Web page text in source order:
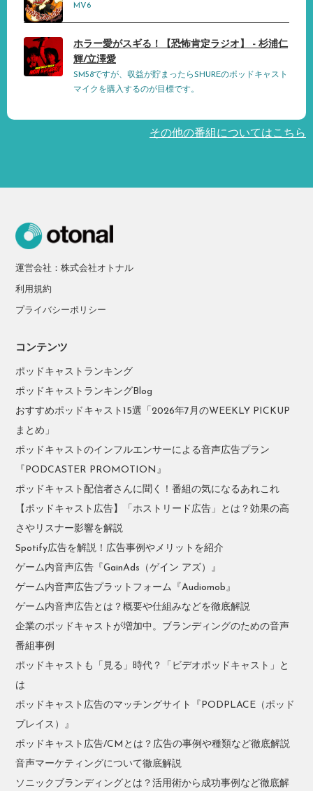
MV6
ホラー愛がスギる！【恐怖肯定ラジオ】 - 杉浦仁
輝/立澤愛
SM58ですが、収益が貯まったらSHUREのポッドキャスト
マイクを購入するのが目標です。
その他の番組についてはこちら
運営会社：株式会社オトナル
利用規約
プライバシーポリシー
コンテンツ
ポッドキャストランキング
ポッドキャストランキングBlog
おすすめポッドキャスト15選「2026年7月のWEEKLY PICKUP
まとめ」
ポッドキャストのインフルエンサーによる音声広告プラン
『PODCASTER PROMOTION』
ポッドキャスト配信者さんに聞く！番組の気になるあれこれ
【ポッドキャスト広告】「ホストリード広告」とは？効果の高
さやリスナー影響を解説
Spotify広告を解説！広告事例やメリットを紹介
ゲーム内音声広告『GainAds（ゲイン アズ）』
ゲーム内音声広告プラットフォーム『Audiomob』
ゲーム内音声広告とは？概要や仕組みなどを徹底解説
企業のポッドキャストが増加中。ブランディングのための音声
番組事例
ポッドキャストも「見る」時代？「ビデオポッドキャスト」と
は
ポッドキャスト広告のマッチングサイト『PODPLACE（ポッド
プレイス）』
ポッドキャスト広告/CMとは？広告の事例や種類など徹底解説
音声マーケティングについて徹底解説
ソニックブランディングとは？活用術から成功事例など徹底解